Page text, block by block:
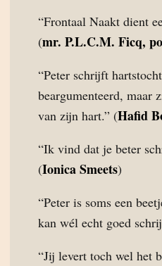
“Frontaal Naakt dient
(mr. P.L.C.M. Ficq,
“Peter schrijft
beargumenteerd,
van zijn hart.” (Hafid
“Ik vind dat je beter
(Ionica Smeets)
“Peter is soms een
kan wél echt goed
“Jij levert toch wel het